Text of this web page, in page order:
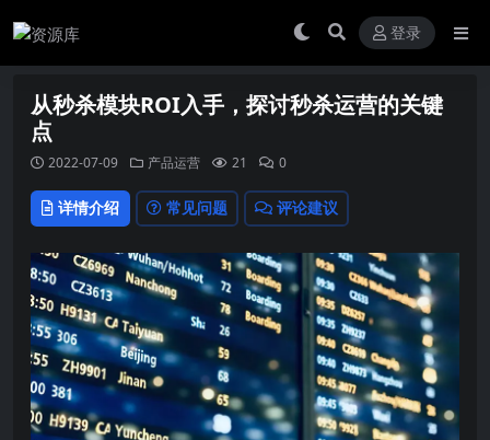
登录
从秒杀模块ROI入手，探讨秒杀运营的关键
点
2022-07-09 产品运营 21 0
详情介绍 常见问题 评论建议